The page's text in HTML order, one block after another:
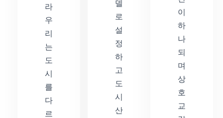
라
우
리
는
도
시
를
다
르
델
로
설
정
하
고
도
시
산
이
하
나
되
며
상
호
교